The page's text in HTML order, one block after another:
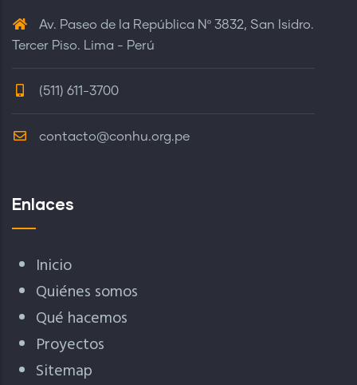
Av. Paseo de la República Nº 3832, San Isidro.
Tercer Piso. Lima - Perú
(511) 611-3700
contacto@conhu.org.pe
Enlaces
Inicio
Quiénes somos
Qué hacemos
Proyectos
Sitemap